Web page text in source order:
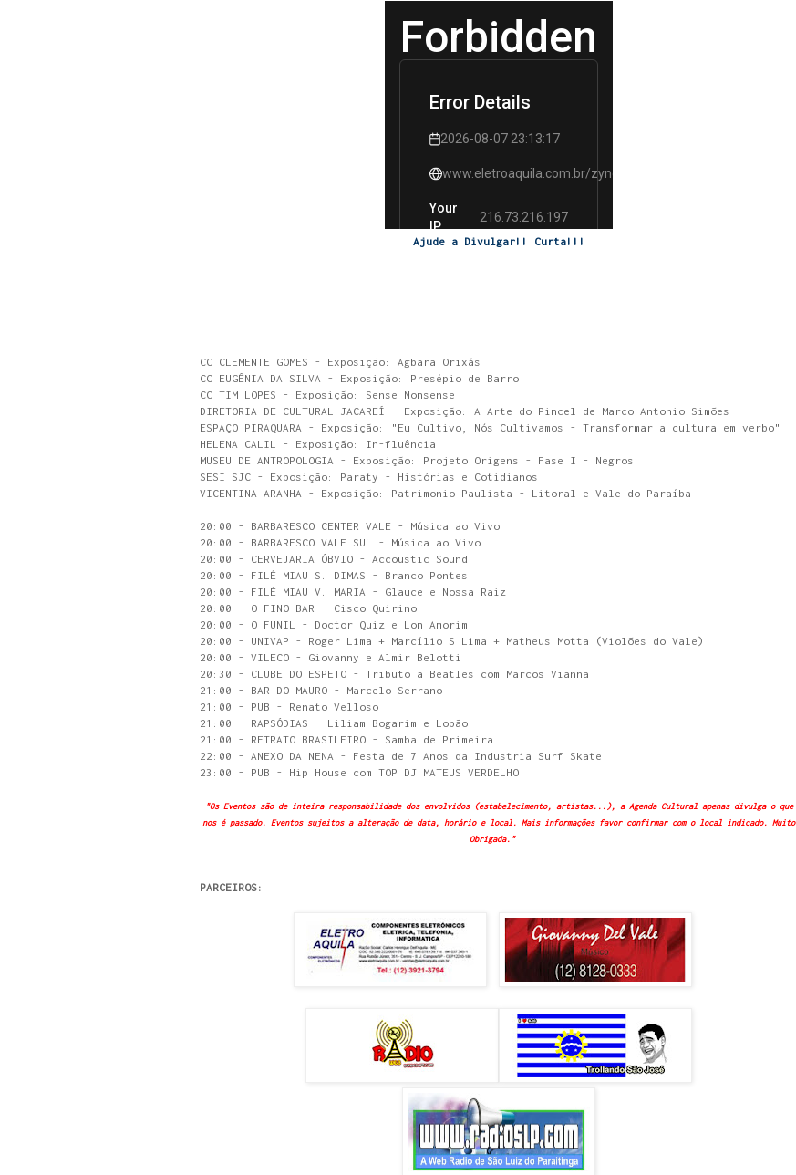
Ajude a Divulgar!! Curta!!!
CC CLEMENTE GOMES - Exposição: Agbara Orixás
CC EUGÊNIA DA SILVA - Exposição: Presépio de Barro
CC TIM LOPES - Exposição: Sense Nonsense
DIRETORIA DE CULTURAL JACAREÍ - Exposição: A Arte do Pincel de Marco Antonio Simões
ESPAÇO PIRAQUARA - Exposição: "Eu Cultivo, Nós Cultivamos - Transformar a cultura em verbo"
HELENA CALIL - Exposição: In-fluência
MUSEU DE ANTROPOLOGIA - Exposição: Projeto Origens - Fase I - Negros
SESI SJC - Exposição: Paraty - Histórias e Cotidianos
VICENTINA ARANHA - Exposição: Patrimonio Paulista - Litoral e Vale do Paraíba
20:00 - BARBARESCO CENTER VALE - Música ao Vivo
20:00 - BARBARESCO VALE SUL - Música ao Vivo
20:00 - CERVEJARIA ÓBVIO - Accoustic Sound
20:00 - FILÉ MIAU S. DIMAS - Branco Pontes
20:00 - FILÉ MIAU V. MARIA - Glauce e Nossa Raiz
20:00 - O FINO BAR - Cisco Quirino
20:00 - O FUNIL - Doctor Quiz e Lon Amorim
20:00 - UNIVAP - Roger Lima + Marcílio S Lima + Matheus Motta (Violões do Vale)
20:00 - VILECO - Giovanny e Almir Belotti
20:30 - CLUBE DO ESPETO - Tributo a Beatles com Marcos Vianna
21:00 - BAR DO MAURO - Marcelo Serrano
21:00 - PUB - Renato Velloso
21:00 - RAPSÓDIAS - Liliam Bogarim e Lobão
21:00 - RETRATO BRASILEIRO - Samba de Primeira
22:00 - ANEXO DA NENA - Festa de 7 Anos da Industria Surf Skate
23:00 - PUB - Hip House com TOP DJ MATEUS VERDELHO
"Os Eventos são de inteira responsabilidade dos envolvidos (estabelecimento, artistas...), a Agenda Cultural apenas divulga o que
nos é passado. Eventos sujeitos a alteração de data, horário e local. Mais informações favor confirmar com o local indicado. Muito
Obrigada."
PARCEIROS: